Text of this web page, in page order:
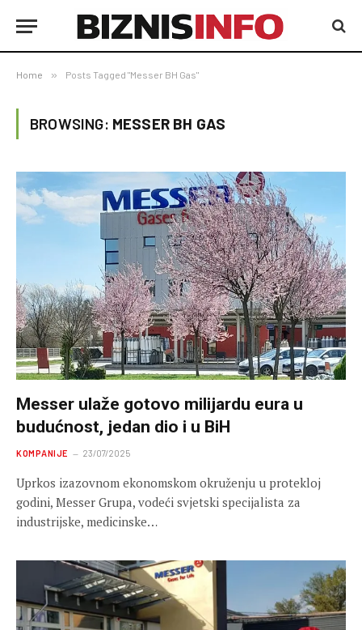
Home » Posts Tagged "Messer BH Gas"
BROWSING: MESSER BH GAS
Messer ulaže gotovo milijardu eura u
budućnost, jedan dio i u BiH
KOMPANIJE 23/07/2025
Uprkos izazovnom ekonomskom okruženju u protekloj
godini, Messer Grupa, vodeći svjetski specijalista za
industrijske, medicinske…